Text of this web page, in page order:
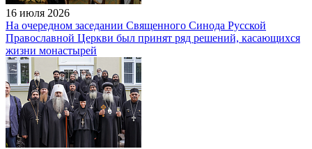
16 июля 2026
На очередном заседании Священного Синода Русской
Православной Церкви был принят ряд решений, касающихся
жизни монастырей